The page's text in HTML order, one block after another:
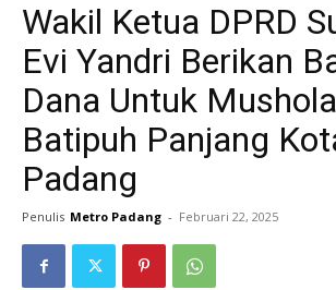
Wakil Ketua DPRD
Evi Yandri Berikan
Dana Untuk
Batipuh Panjang
Padang
Penulis Metro Padang - Februari 22, 2025